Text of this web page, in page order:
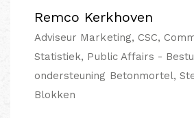
Remco Kerkhoven
Adviseur Marketing, CSC,
Statistiek, Public Affairs -
ondersteuning Betonmortel,
Blokken